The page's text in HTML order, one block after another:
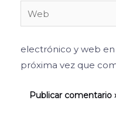
Web
electrónico y web
próxima vez que